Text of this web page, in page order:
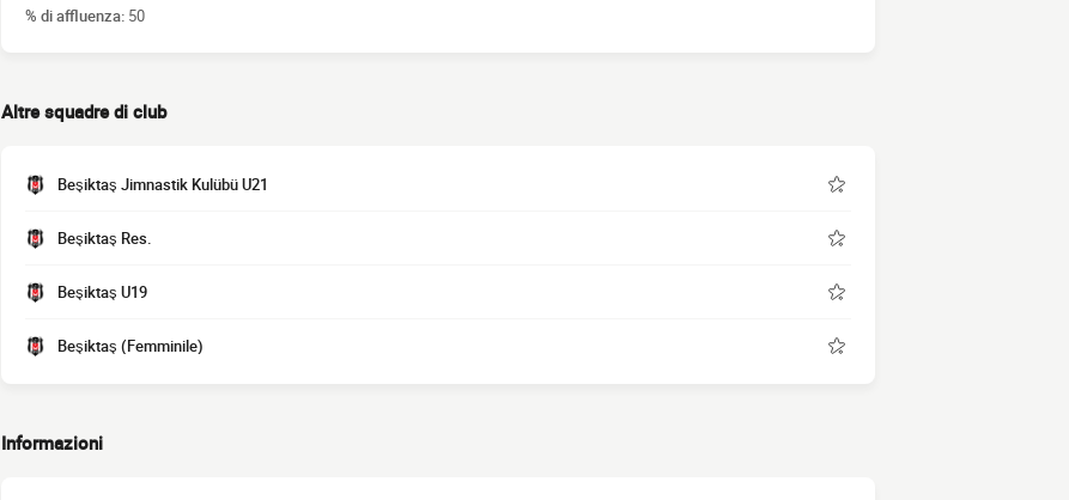
% di affluenza: 50
Altre squadre di club
Beşiktaş Jimnastik Kulübü U21
Beşiktaş Res.
Beşiktaş U19
Beşiktaş (Femminile)
Informazioni